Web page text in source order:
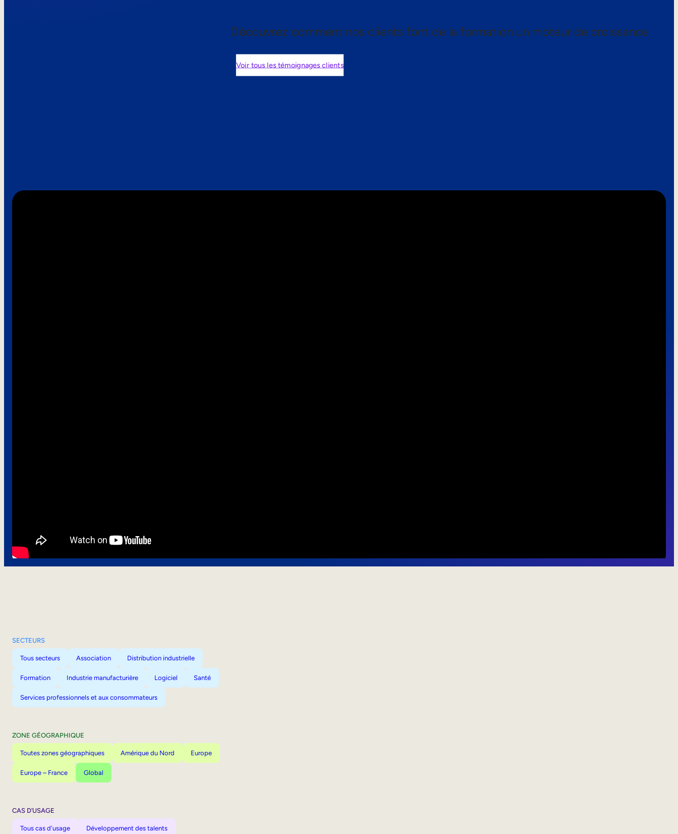
Découvrez comment nos clients font de la formation un moteur de croissance.
Voir tous les témoignages clients
SECTEURS
Tous secteurs Association Distribution industrielle
Formation Industrie manufacturière Logiciel Santé
Services professionnels et aux consommateurs
ZONE GÉOGRAPHIQUE
Toutes zones géographiques Amérique du Nord Europe
Europe – France Global
CAS D’USAGE
Tous cas d'usage Développement des talents